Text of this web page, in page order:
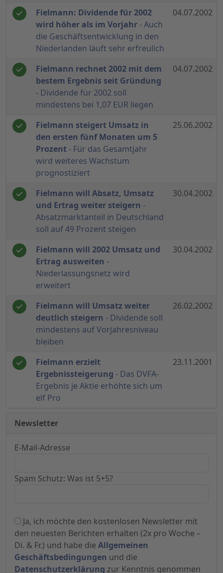
Fielmann: Dividende für 2002
wird höher als im Vorjahr- Auch
die Geschäftsentwicklung in den
Niederlanden läuft sehr erfreulich
04.07.2002
Fielmann rechnet 2002 mit dem
bestem Ergebnis seit Gründung
- Dividende für 2002 soll
mindestens bei 1,07 EUR liegen
04.07.2002
Fielmann steigert Umsatz in
den ersten fünf Monaten um 5
Prozent- Für das Gesamtjahr
wird weiteres Wachstum
prognostiziert
25.06.2002
Fielmann will Absatz, Umsatz
und Ertrag weiter steigern -
Absatzmarktanteil in Deutschland
soll auf 49 Prozent steigen
30.04.2002
Fielmann will 2002 Umsatz und
Ertrag ausweiten -
Niederlassungsnetz wird
erweitert
30.04.2002
Fielmann will Umsatz weiter
deutlich steigern - Dividende soll
mindestens auf Vorjahresniveau
bleiben
26.02.2002
Fielmann erzielt
Ergebnissteigerung - Das DVFA-
Ergebnis je Aktie erhöhte sich um
elf Pro
23.11.2001
Newsletter
E-Mail-Adresse
Spam Schutz: Was ist 5+5?
Ja, ich möchte den kostenlosen Newsletter mit
den neuesten Berichten erhalten (2x pro Woche –
Di. & Fr.) und habe die Allgemeinen
Geschäftsbedingungen und die
Datenschutzerklärung zur Kenntnis genommen